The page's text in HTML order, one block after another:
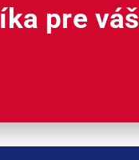
pre váš